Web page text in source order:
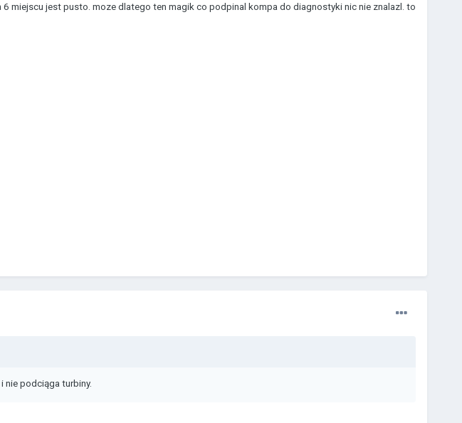
miejscu jest pusto. moze dlatego ten magik co podpinal kompa do diagnostyki nic nie znalazl. to
nie podciąga turbiny.